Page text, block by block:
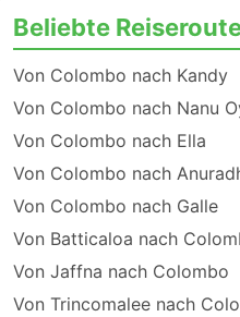
Beliebte
Von Colombo nach Kandy
Von Colombo nach Nanu
Von Colombo nach Ella
Von Colombo nach
Von Colombo nach Galle
Von Batticaloa nach
Von Jaffna nach Colombo
Von Trincomalee nach